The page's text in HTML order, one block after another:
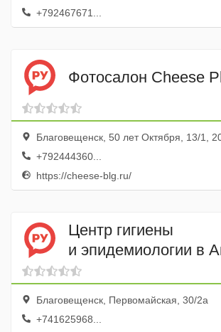
+792467671...
Фотосалон Cheese
Благовещенск, 50 лет Октября, 13/1,
+792444360...
https://cheese-blg.ru/
Центр гигиены
и эпидемиологии в
области
Благовещенск, Первомайская, 30/2а
+741625968...